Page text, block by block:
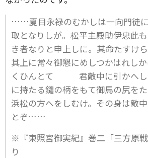
……夏目永禄のむかしは一向門徒
取となりしが。松平主殿助伊忠此
き者なりと申上しに。其命たすけら
其上に常々御懇にめしつかはれし
くひんとて 君敵中に引かへし
に持たる鑓の柄をもて御馬の尻を
浜松の方へをしむけ。その身は敵
とぞ……
※『東照宮御実紀』巻二「三方原
り